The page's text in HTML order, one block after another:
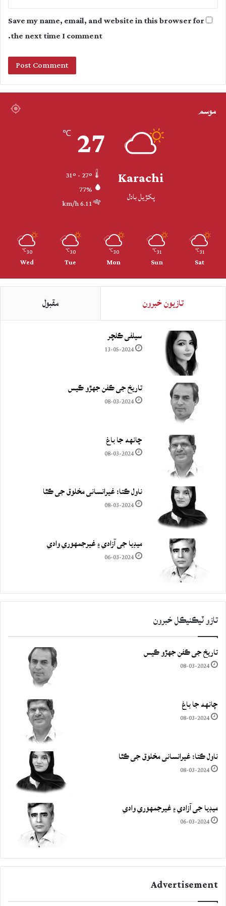
Save my name, email, and website in this browser for
the next time I comment.
موسم
Karachi
پکڙيل بادل
27
℃
77%
6.11 km/h
31
℃
Sat
31
℃
Sun
30
℃
Mon
30
℃
Tue
30
℃
Wed
تازيون خبرون مقبول
سيلفي ڪلچر
13-05-2024
تاريخ جي ڪفن جھڙو ڪيس
08-03-2024
چانهه جا باغ
08-03-2024
ناول ڪتا: غيرانساني مخلوق جي ڪٿا
08-03-2024
ميڊيا جي آزادي ۽ غيرجمھوري وادي
06-03-2024
تازو ٽيڪنيڪل خبرون
تاريخ جي ڪفن جھڙو ڪيس
08-03-2024
چانهه جا باغ
08-03-2024
ناول ڪتا: غيرانساني مخلوق جي ڪٿا
08-03-2024
ميڊيا جي آزادي ۽ غيرجمھوري وادي
06-03-2024
Advertisement